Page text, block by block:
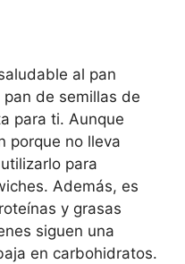
al pan
de semillas de
para ti. Aunque
porque no lleva
para
Además, es
y grasas
siguen una
en carbohidratos.